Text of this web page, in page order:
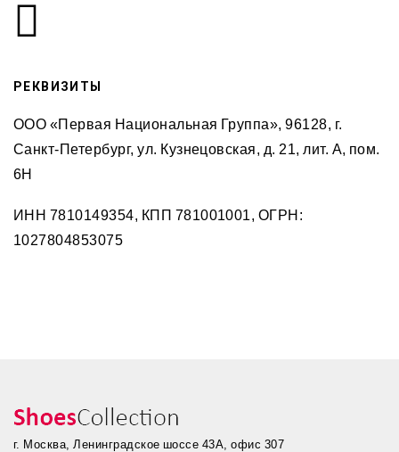
РЕКВИЗИТЫ
ООО «Первая Национальная Группа», 96128, г.
Санкт-Петербург, ул. Кузнецовская, д. 21, лит. А, пом.
6H
ИНН 7810149354, КПП 781001001, ОГРН:
1027804853075
г. Москва, Ленинградское шоссе 43А, офис 307